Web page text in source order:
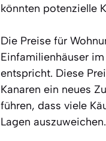
könnten potenzielle
Die Preise für
Einfamilienhäuser
entspricht. Diese
Kanaren ein neues
führen, dass viele
Lagen auszuweichen.